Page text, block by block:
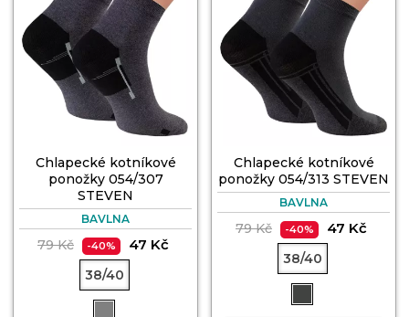
Chlapecké kotníkové
ponožky 054/307
STEVEN
BAVLNA
79 Kč -40% 47 Kč
38/40
Chlapecké kotníkové
ponožky 054/313 STEVEN
BAVLNA
79 Kč -40% 47 Kč
38/40